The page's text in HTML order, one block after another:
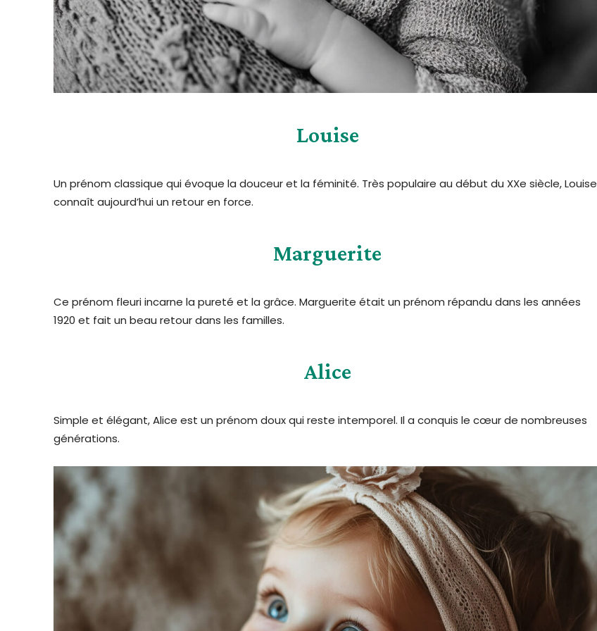
Louise
Un prénom classique qui évoque la douceur et la féminité. Très populaire au début du XXe siècle, Louise
connaît aujourd’hui un retour en force.
Marguerite
Ce prénom fleuri incarne la pureté et la grâce. Marguerite était un prénom répandu dans les années
1920 et fait un beau retour dans les familles.
Alice
Simple et élégant, Alice est un prénom doux qui reste intemporel. Il a conquis le cœur de nombreuses
générations.